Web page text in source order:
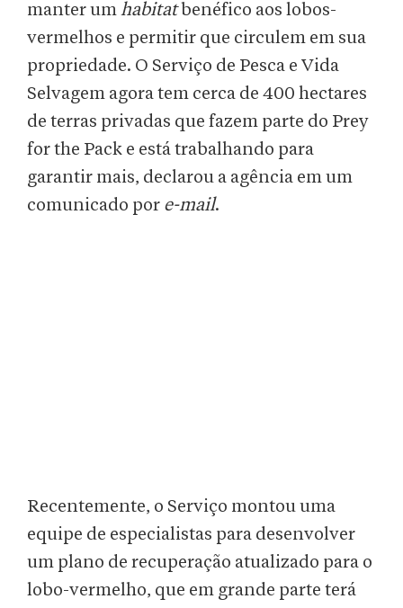
manter umhabitatbenéfico aos lobos-
vermelhos e permitir que circulem em sua
propriedade. O Serviço de Pesca e Vida
Selvagem agora tem cerca de 400 hectares
de terras privadas que fazem parte do Prey
for the Pack e está trabalhando para
garantir mais, declarou a agência em um
comunicado por e-mail.
Recentemente, o Serviço montou uma
equipe de especialistas para desenvolver
um plano de recuperação atualizado para o
lobo-vermelho, que em grande parte terá